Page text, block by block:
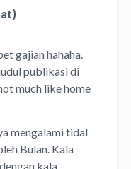
gajian hahaha.
publikasi di
much like home
mengalami tidal
Bulan. Kala
kala